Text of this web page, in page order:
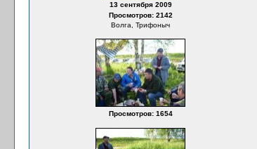
13 сентября 2009
Просмотров: 2142
Волга, Трифоныч
Просмотров: 1654